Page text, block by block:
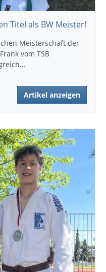
Titel als BW Meister!
Meisterschaft der
vom TSB
Artikel anzeigen